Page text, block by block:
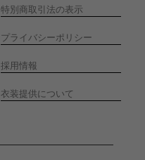
特別商取引法の表示
プライバシーポリシー
採用情報
衣装提供について